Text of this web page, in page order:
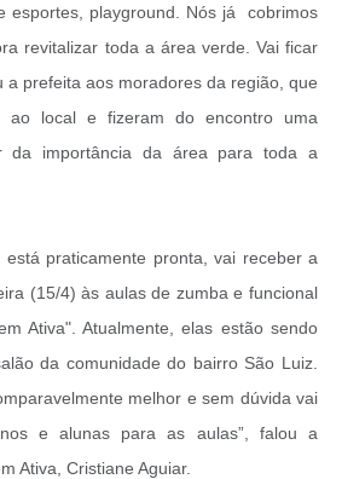
esportes, playground. Nós já cobrimos
revitalizar toda a área verde. Vai ficar
a prefeita aos moradores da região, que
ao local e fizeram do encontro uma
da importância da área para toda a
praticamente pronta, vai receber a
(15/4) às aulas de zumba e funcional
Ativa". Atualmente, elas estão sendo
da comunidade do bairro São Luiz.
melhor e sem dúvida vai
e alunas para as aulas”, falou a
Ativa, Cristiane Aguiar.